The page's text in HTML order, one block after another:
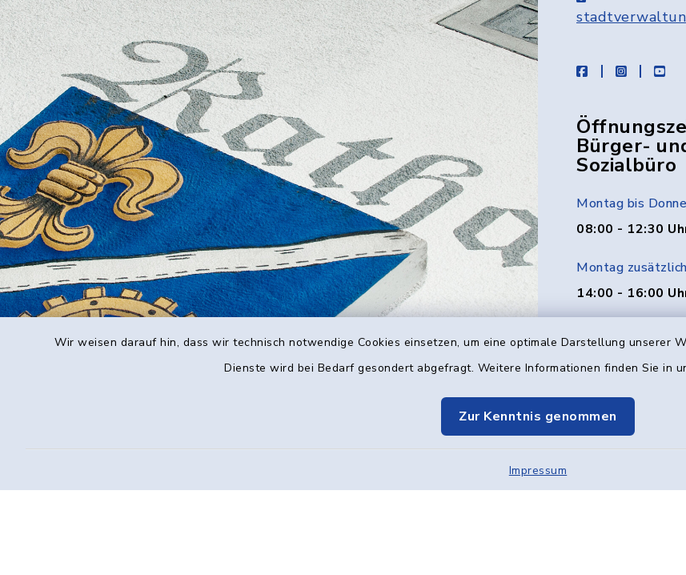
Wir weisen darauf hin, dass wir technisch notwendige Cookies einsetzen, um eine optimale Darstellung unserer
Dienste wird bei Bedarf gesondert abgefragt. Weitere Informationen finden Sie in
Zur Kenntnis genommen
Impressum
facebookinstagram
Bürger-
Sozialbüro
Montag bis
08:00 - 12:30
Montag zusätzlich
14:00 - 16:00
Freitag
08:00 - 12:00 Uhr